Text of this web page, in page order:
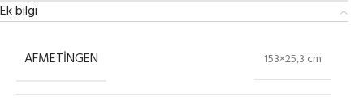
Ek bilgi
AFMETINGEN 153×25,3 cm